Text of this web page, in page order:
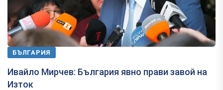
БЪЛГАРИЯ
Ивайло Мирчев: България явно прави завой на
Изток